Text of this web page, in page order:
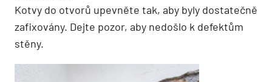
Kotvy do otvorů upevněte tak, aby byly dostatečně
zafixovány. Dejte pozor, aby nedošlo k defektům
stěny.